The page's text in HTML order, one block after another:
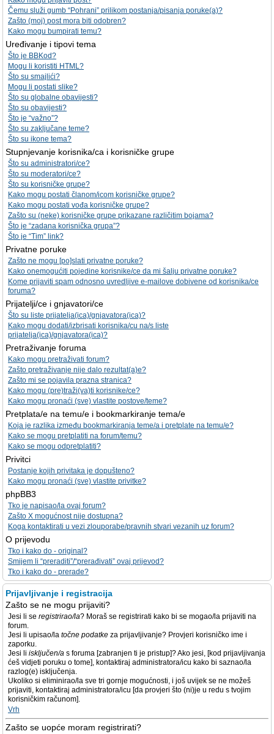
Čemu služi gumb “Pohrani” prilikom postanja/pisanja poruke(a)?
Zašto (moj) post mora biti odobren?
Kako mogu bumpirati temu?
Uređivanje i tipovi tema
Što je BBKod?
Mogu li koristiti HTML?
Što su smajlići?
Mogu li postati slike?
Što su globalne obavijesti?
Što su obavijesti?
Što je “važno”?
Što su zaključane teme?
Što su ikone tema?
Stupnjevanje korisnika/ca i korisničke grupe
Što su administratori/ce?
Što su moderatori/ce?
Što su korisničke grupe?
Kako mogu postati članom/icom korisničke grupe?
Kako mogu postati vođa korisničke grupe?
Zašto su (neke) korisničke grupe prikazane različitim bojama?
Što je “zadana korisnička grupa”?
Što je “Tim” link?
Privatne poruke
Zašto ne mogu [po]slati privatne poruke?
Kako onemogućiti pojedine korisnike/ce da mi šalju privatne poruke?
Kome prijaviti spam odnosno uvredljive e-mailove dobivene od korisnika/ce
foruma?
Prijatelji/ce i gnjavatori/ce
Što su liste prijatelja(ica)/gnjavatora(ica)?
Kako mogu dodati/izbrisati korisnika/cu na/s liste
prijatelja(ica)/gnjavatora(ica)?
Pretraživanje foruma
Kako mogu pretraživati forum?
Zašto pretraživanje nije dalo rezultat(a)e?
Zašto mi se pojavila prazna stranica?
Kako mogu (pre)traži(va)ti korisnike/ce?
Kako mogu pronaći (sve) vlastite postove/teme?
Pretplata/e na temu/e i bookmarkiranje tema/e
Koja je razlika između bookmarkiranja teme/a i pretplate na temu/e?
Kako se mogu pretplatiti na forum/temu?
Kako se mogu odpretplatiti?
Privitci
Postanje kojih privitaka je dopušteno?
Kako mogu pronaći (sve) vlastite privitke?
phpBB3
Tko je napisao/la ovaj forum?
Zašto X mogućnost nije dostupna?
Koga kontaktirati u vezi zlouporabe/pravnih stvari vezanih uz forum?
O prijevodu
Tko i kako do - original?
Smijem li “preraditi”/“prerađivati” ovaj prijevod?
Tko i kako do - prerade?
Prijavljivanje i registracija
Zašto se ne mogu prijaviti?
Jesi li se registrirao/la? Moraš se registrirati kako bi se mogao/la prijaviti na
forum.
Jesi li upisao/la točne podatke za prijavljivanje? Provjeri korisničko ime i
zaporku.
Jesi li isključen/a s foruma [zabranjen ti je pristup]? Ako jesi, [kod prijavljivanja
ćeš vidjeti poruku o tome], kontaktiraj administratora/icu kako bi saznao/la
razlog(e) isključenja.
Ukoliko si eliminirao/la sve tri gornje mogućnosti, i još uvijek se ne možeš
prijaviti, kontaktiraj administratora/icu [da provjeri što (ni)je u redu s tvojim
korisničkim računom].
Vrh
Zašto se uopće moram registrirati?